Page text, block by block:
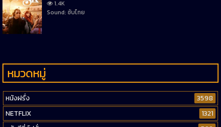
1.4K
Sound: ซับไทย
หมวดหมู่
หนังฝรั่ง
3598
NETFLIX
1321